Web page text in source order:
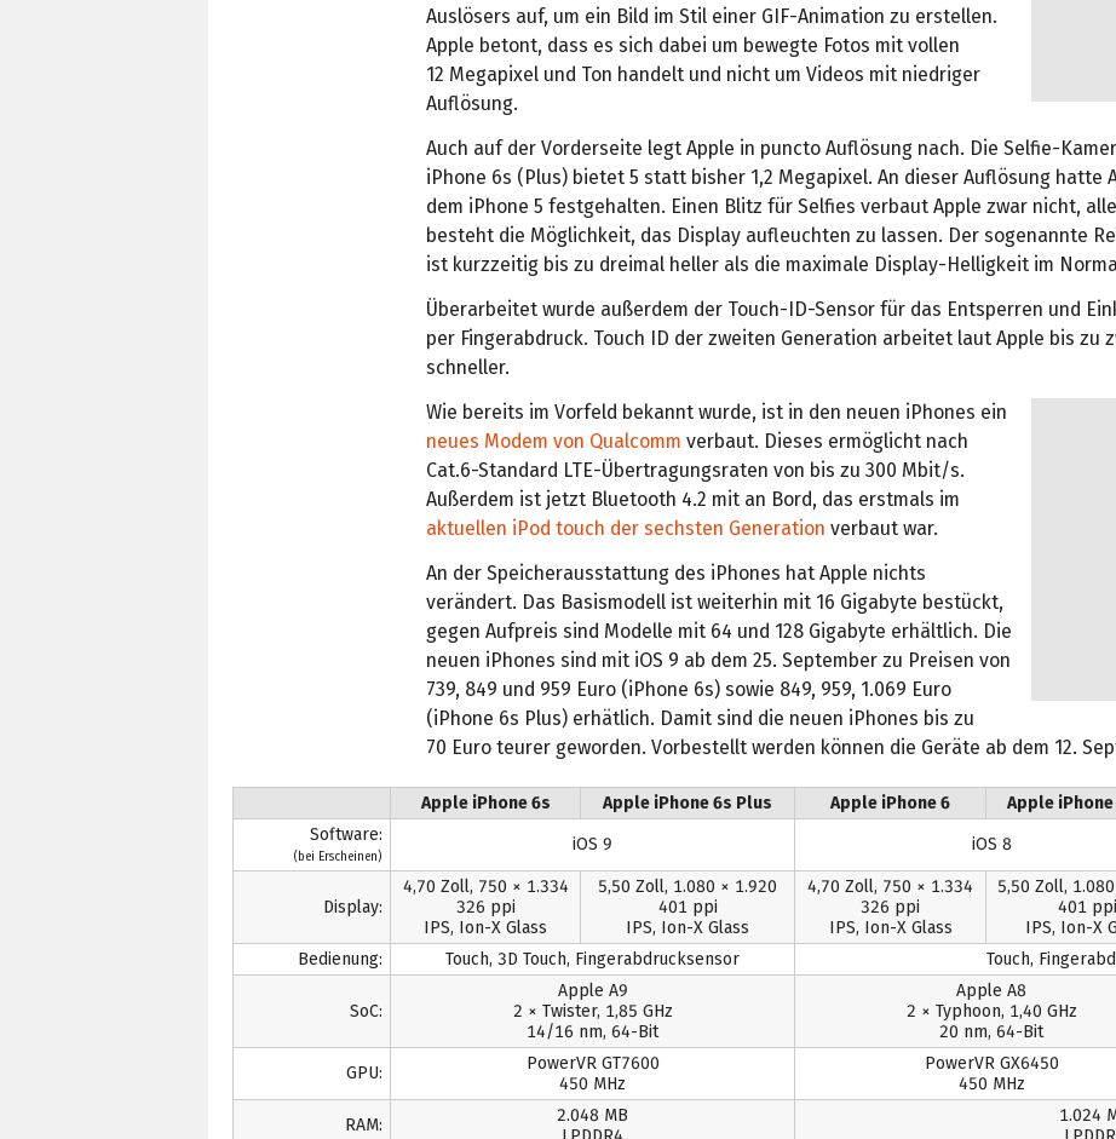
Auslösers auf, um ein Bild im Stil einer GIF-Animation zu erstellen.
Apple betont, dass es sich dabei um bewegte Fotos mit vollen
12 Megapixel und Ton handelt und nicht um Videos mit niedriger
Auflösung.
Auch auf der Vorderseite legt Apple in puncto Auflösung nach. Die Selfie-
iPhone 6s (Plus) bietet 5 statt bisher 1,2 Megapixel. An dieser Auflösung hatte
dem iPhone 5 festgehalten. Einen Blitz für Selfies verbaut Apple zwar nicht,
besteht die Möglichkeit, das Display aufleuchten zu lassen. Der sogenannte
ist kurzzeitig bis zu dreimal heller als die maximale Display-Helligkeit im
Überarbeitet wurde außerdem der Touch-ID-Sensor für das Entsperren und
per Fingerabdruck. Touch ID der zweiten Generation arbeitet laut Apple bis zu
schneller.
Wie bereits im Vorfeld bekannt wurde, ist in den neuen iPhones ein
neues Modem von Qualcomm verbaut. Dieses ermöglicht nach
Cat.6-Standard LTE-Übertragungsraten von bis zu 300 Mbit/s.
Außerdem ist jetzt Bluetooth 4.2 mit an Bord, das erstmals im
aktuellen iPod touch der sechsten Generation verbaut war.
An der Speicherausstattung des iPhones hat Apple nichts
verändert. Das Basismodell ist weiterhin mit 16 Gigabyte bestückt,
gegen Aufpreis sind Modelle mit 64 und 128 Gigabyte erhältlich. Die
neuen iPhones sind mit iOS 9 ab dem 25. September zu Preisen von
739, 849 und 959 Euro (iPhone 6s) sowie 849, 959, 1.069 Euro
(iPhone 6s Plus) erhätlich. Damit sind die neuen iPhones bis zu
70 Euro teurer geworden. Vorbestellt werden können die Geräte ab dem 12.
Apple iPhone 6s Apple iPhone 6s Plus Apple iPhone 6 Apple
Software:
(bei Erscheinen)
iOS 9 iOS 8
Display:
4,70 Zoll, 750 × 1.334
326 ppi
IPS, Ion-X Glass
5,50 Zoll, 1.080 × 1.920
401 ppi
IPS, Ion-X Glass
4,70 Zoll, 750 × 1.334
326 ppi
IPS, Ion-X Glass
5,50 Zoll,
401 ppi
IPS, Ion-X
Bedienung:
Touch, 3D Touch, Fingerabdrucksensor Touch,
SoC:
Apple A9
2 × Twister, 1,85 GHz
14/16 nm, 64-Bit
Apple A8
2 × Typhoon, 1,40 GHz
20 nm, 64-Bit
GPU:
PowerVR GT7600
450 MHz
PowerVR GX6450
450 MHz
RAM:
2.048 MB
1.024